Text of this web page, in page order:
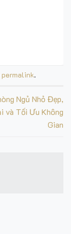
permalink.
Ngủ Nhỏ Đẹp,
và Tối Ưu Không
Gian